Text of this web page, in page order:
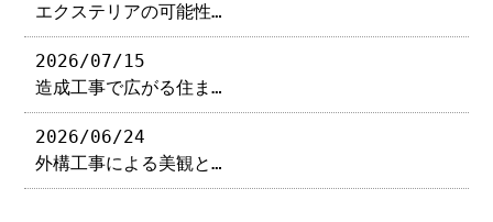
エクステリアの可能性…
2026/07/15
造成工事で広がる住ま…
2026/06/24
外構工事による美観と…